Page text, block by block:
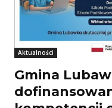
Aktualności
Gmina